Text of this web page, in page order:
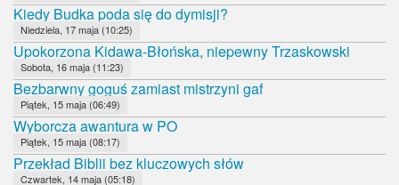
Kiedy Budka poda się do dymisji?
Niedziela, 17 maja (10:25)
Upokorzona Kidawa-Błońska, niepewny Trzaskowski
Sobota, 16 maja (11:23)
Bezbarwny goguś zamiast mistrzyni gaf
Piątek, 15 maja (06:49)
Wyborcza awantura w PO
Piątek, 15 maja (08:17)
Przekład Biblii bez kluczowych słów
Czwartek, 14 maja (05:18)